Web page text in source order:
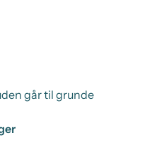
går til grunde